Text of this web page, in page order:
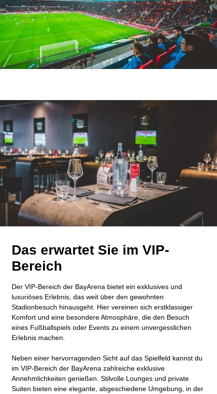
Das erwartet Sie im VIP-
Bereich
Der VIP-Bereich der BayArena bietet ein exklusives und
luxuriöses Erlebnis, das weit über den gewohnten
Stadionbesuch hinausgeht. Hier vereinen sich erstklassiger
Komfort und eine besondere Atmosphäre, die den Besuch
eines Fußballspiels oder Events zu einem unvergesslichen
Erlebnis machen.
Neben einer hervorragenden Sicht auf das Spielfeld kannst du
im VIP-Bereich der BayArena zahlreiche exklusive
Annehmlichkeiten genießen. Stilvolle Lounges und private
Suiten bieten eine elegante, abgeschiedene Umgebung, in der